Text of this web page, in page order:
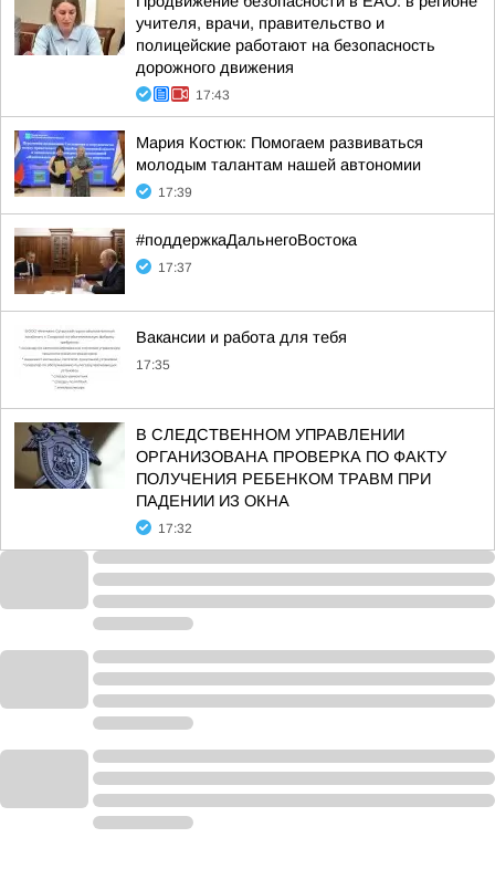
учителя, врачи, правительство и
полицейские работают на безопасность
дорожного движения
17:43
Мария Костюк: Помогаем развиваться
молодым талантам нашей автономии
17:39
#поддержкаДальнегоВостока
17:37
Вакансии и работа для тебя
17:35
В СЛЕДСТВЕННОМ УПРАВЛЕНИИ
ОРГАНИЗОВАНА ПРОВЕРКА ПО ФАКТУ
ПОЛУЧЕНИЯ РЕБЕНКОМ ТРАВМ ПРИ
ПАДЕНИИ ИЗ ОКНА
17:32